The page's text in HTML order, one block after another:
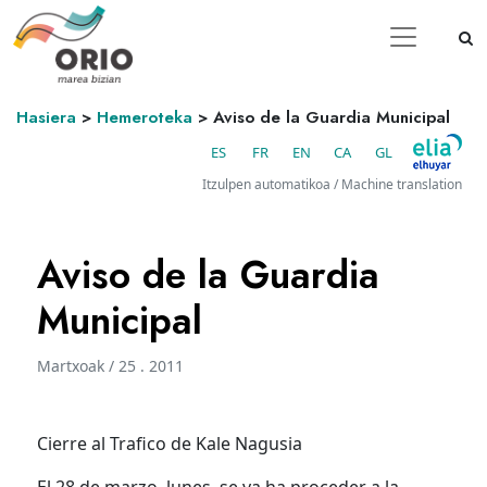
Hasiera > Hemeroteka > Aviso de la Guardia Municipal
ES FR EN CA GL
Itzulpen automatikoa / Machine translation
Aviso de la Guardia
Municipal
Martxoak / 25 . 2011
Cierre al Trafico de Kale Nagusia